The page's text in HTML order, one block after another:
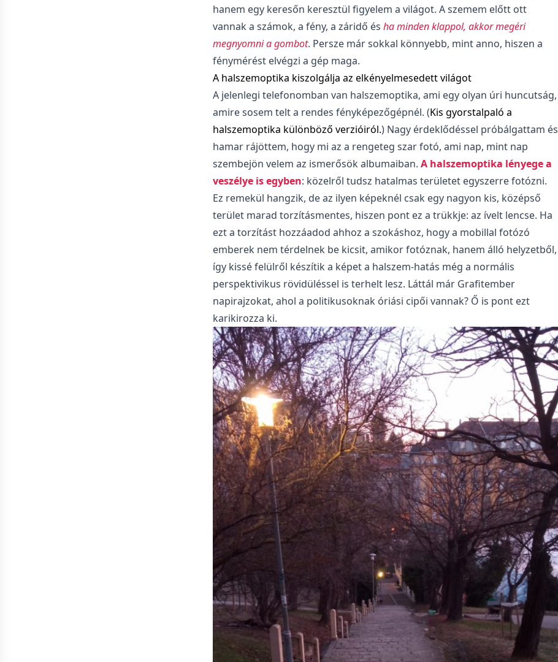
hanem egy keresőn keresztül figyelem a világot. A szemem előtt ott
vannak a számok, a fény, a záridő és ha minden klappol, akkor megéri
megnyomni a gombot. Persze már sokkal könnyebb, mint anno, hiszen a
fénymérést elvégzi a gép maga.
A halszemoptika kiszolgálja az elkényelmesedett világot
A jelenlegi telefonomban van halszemoptika, ami egy olyan úri huncutság,
amire sosem telt a rendes fényképezőgépnél. (Kis gyorstalpaló a
halszemoptika különböző verzióiról.) Nagy érdeklődéssel próbálgattam és
hamar rájöttem, hogy mi az a rengeteg szar fotó, ami nap, mint nap
szembejön velem az ismerősök albumaiban. A halszemoptika lényege a
veszélye is egyben: közelről tudsz hatalmas területet egyszerre fotózni.
Ez remekül hangzik, de az ilyen képeknél csak egy nagyon kis, középső
terület marad torzításmentes, hiszen pont ez a trükkje: az ívelt lencse. Ha
ezt a torzítást hozzáadod ahhoz a szokáshoz, hogy a mobillal fotózó
emberek nem térdelnek be kicsit, amikor fotóznak, hanem álló helyzetből,
így kissé felülről készítik a képet a halszem-hatás még a normális
perspektivikus rövidüléssel is terhelt lesz. Láttál már Grafitember
napirajzokat, ahol a politikusoknak óriási cipői vannak? Ő is pont ezt
karikirozza ki.